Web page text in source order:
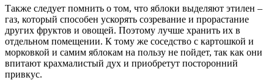
Также следует помнить о том, что яблоки выделяют этилен –
газ, который способен ускорять созревание и прорастание
других фруктов и овощей. Поэтому лучше хранить их в
отдельном помещении. К тому же соседство с картошкой и
морковкой и самим яблокам на пользу не пойдет, так как они
впитают крахмалистый дух и приобретут посторонний
привкус.